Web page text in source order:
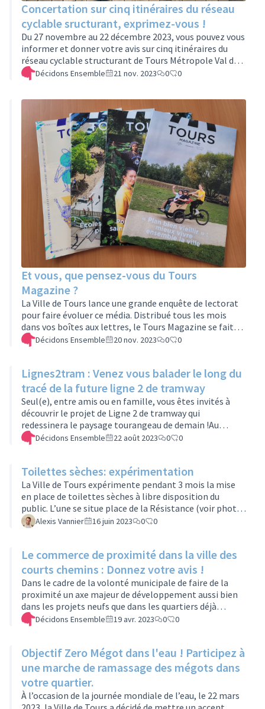
Concertation sur cinq itinéraires du réseau
cyclable sructurant, exprimez-vous !
Du 27 novembre au 22 décembre 2023, vous pouvez vous
informer et donner votre avis sur cinq itinéraires du
réseau cyclable structurant de Tours Métropole Val de
Loire. Tou(te)s les habitant(es) des communes de la
métropole sont concerné(e)s par ce projet majeur pour
structurant est un projet majeur qui ambitionne
d’accélérer les changements de comportements, en
particulier pour les trajets domicile-travail. Cinq de ses
itinéraires font aujourd’…
Décidons Ensemble 21 nov. 2023 0 0
Et vous, que pensez-vous du Tours
Magazine ?
La Ville de Tours lance une grande enquête de lectorat
pour faire évoluer ce média. Distribué tous les mois
dans vos boîtes aux lettres, le Tours Magazine se fait
l'écho de l'actualité de Tours et relaie des informations
utiles pour les Tourangelles et les Tourangeaux.Que
nous permettre d'améliorer nos contenus.Vous pouvez
répondre à cette enquête en suivant le lien suivant :
https://docs.google.com/.../1FAIpQLSdz.../viewform...Vous
aure…
Décidons Ensemble 20 nov. 2023 0 0
Lignes2tram : Venez vous balader le long du
tracé de la future ligne 2 de tramway
Seul(e), entre amis ou en famille, vous êtes invités à
découvrir le projet de Ligne 2 de tramway qui
redessinera le paysage tourangeau de demain !Au
programme : découverte des principaux sites et
équipements desservis, interconnexion avec la ligne A,
petits et grands.10 ans après le succès de la ligne A, le
projet Lignes2tram s’inscrit dans la continuité de la
stratégie de mobilité de Tours Métropole.Deux balades
à pied, qui s’adressent à tous…
Décidons Ensemble 22 août 2023 0 0
Toilettes sèches: expérimentation
La Ville de Tours expérimente pendant 3 mois la mise
en place de toilettes sèches à libre disposition du
public. L’une se situe place de la Résistance (voir photo
en PJ), tandis que l’autre a été placée quartier Colbert,
proche de l’espace vert Prosper Mérimée.Ces toilettes
pour la sciure et des rouleaux de papier toilette.
Concernant l’entretien et la vidange, ils s’effectuent les
lundis, mercredis et vendredis. Une enquête de
satisfaction…
Alexis Vannier 16 juin 2023 0 0
Le commerce de proximité dans la ville des
courts chemins : Donnez votre avis !
Dans le cadre de la volonté municipale de faire de la
proximité un axe majeur de développement aussi bien
dans les projets neufs que dans les quartiers déjà
constitués, un état des lieux est mené, depuis août
2022. Objectif : la situation du commerce dit « de
sein de ses 28 secteurs définis comme « pôles de
proximité », édifiés comme tels, pour la plupart, il y a
plus d’une cinquantaine d’années.Pour réaliser cet état
des lieux, la métho…
Décidons Ensemble 19 avr. 2023 0 0
Objectif Zero Mégot dans l'eau ! Participez à
une marche de ramassage des mégots dans
votre quartier.
À l’occasion de la journée mondiale de l’eau, le 22 mars